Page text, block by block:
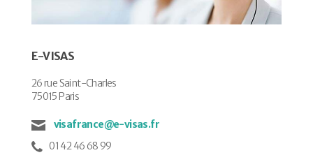
E-VISAS
26 rue Saint-Charles
75015 Paris
visafrance@e-visas.fr
01 42 46 68 99